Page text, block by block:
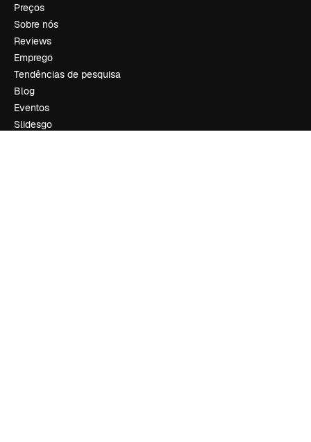
Preços
Sobre nós
Reviews
Emprego
Tendências de pesquisa
Blog
Eventos
Slidesgo